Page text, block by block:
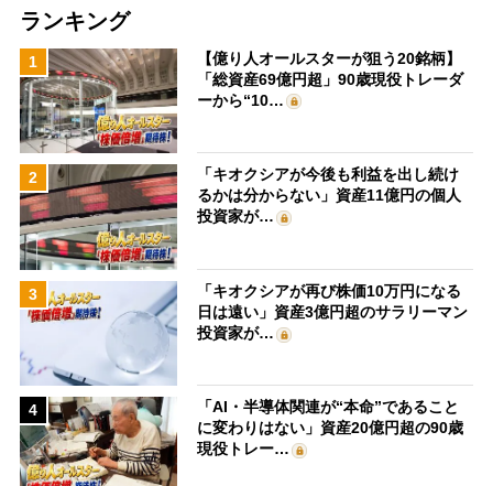
ランキング
1
【億り人オールスターが狙う20銘柄】
「総資産69億円超」90歳現役トレーダ
ーから“10…
2
「キオクシアが今後も利益を出し続け
るかは分からない」資産11億円の個人
投資家が…
3
「キオクシアが再び株価10万円になる
日は遠い」資産3億円超のサラリーマン
投資家が…
4
「AI・半導体関連が“本命”であること
に変わりはない」資産20億円超の90歳
現役トレー…